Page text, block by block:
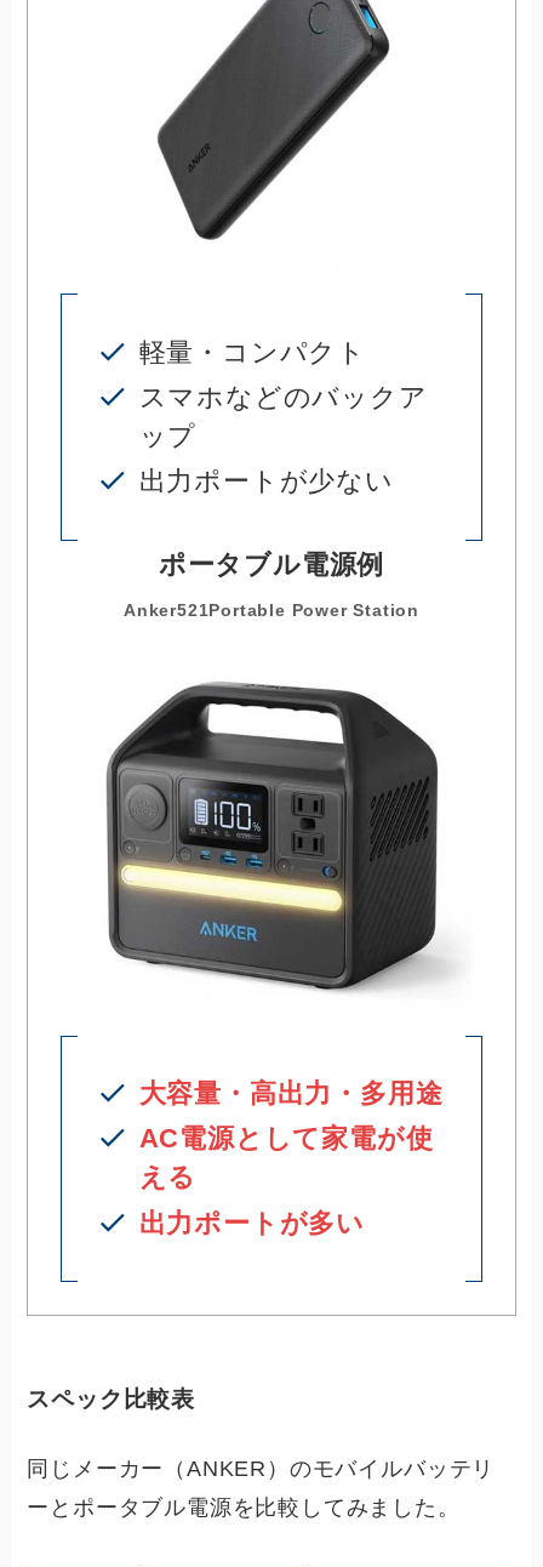
軽量・コンパクト
スマホなどのバックア
ップ
出力ポートが少ない
ポータブル電源例
Anker521Portable Power Station
大容量・高出力・多用途
AC電源として家電が使
える
出力ポートが多い
スペック比較表
同じメーカー（ANKER）のモバイルバッテリ
ーとポータブル電源を比較してみました。